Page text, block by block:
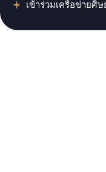
เข้าร่วมเครือข่ายศิ